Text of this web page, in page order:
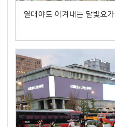
열대야도 이겨내는 달빛요가